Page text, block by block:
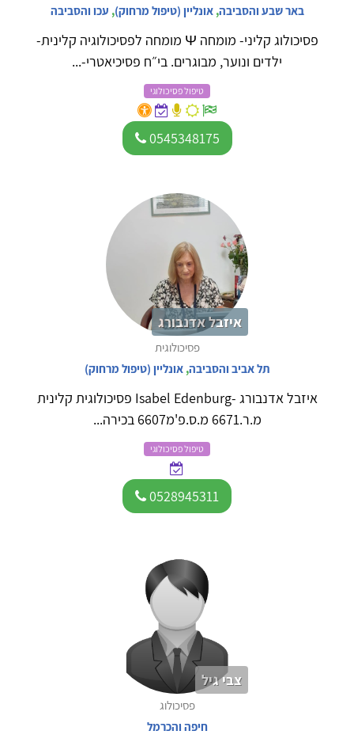
באר שבע והסביבה,אונליין (טיפול מרחוק), עכו והסביבה
פסיכולוג קליני- מומחה Ψ מומחה לפסיכולוגיה קלינית-
ילדים ונוער, מבוגרים. בי״ח פסיכיאטרי-...
טיפול פסיכולוגי
0545348175
איזבל אדנבורג
פסיכולוגית
תל אביב והסביבה,אונליין (טיפול מרחוק)
איזבל אדנבורג -Isabel Edenburg פסיכולוגית קלינית
מ.ר.6671 מ.ס.פ'מ6607 בכירה...
טיפול פסיכולוגי
0528945311
צבי גיל
פסיכולוג
חיפה והכרמל